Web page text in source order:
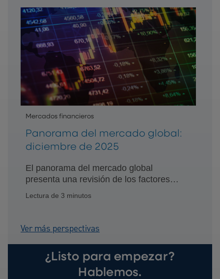
con perspectivas prácticas para los
inversionistas.
Mercados financieros
Panorama del mercado global:
diciembre de 2025
El panorama del mercado global
presenta una revisión de los factores
prácticas para los inversionistas.
Lectura de 3 minutos
Ver más perspectivas
¿Listo para empezar?
Hablemos.